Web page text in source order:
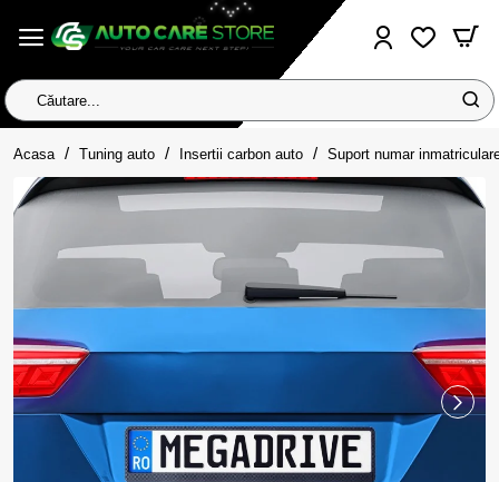
Căutare...
Acasa homeTuning auto Insertii carbon auto Suport numar